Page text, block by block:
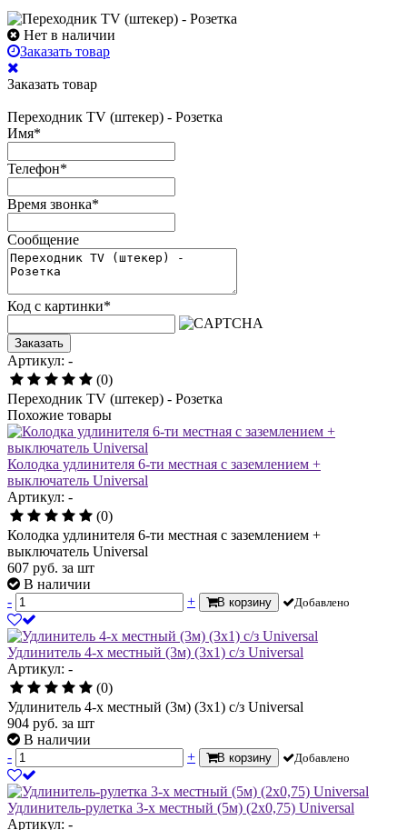
Нет в наличии
Заказать товар
Заказать товар
Переходник TV (штекер) - Розетка
Имя*
Телефон*
Время звонка*
Сообщение
Код с картинки*
Заказать
Артикул: -
(0)
Переходник TV (штекер) - Розетка
Похожие товары
Колодка удлинителя 6-ти местная с заземлением +
выключатель Universal
Артикул: -
(0)
Колодка удлинителя 6-ти местная с заземлением +
выключатель Universal
607 руб. за шт
В наличии
-
+ В корзину Добавлено
Удлинитель 4-х местный (3м) (3х1) с/з Universal
Артикул: -
(0)
Удлинитель 4-х местный (3м) (3х1) с/з Universal
904 руб. за шт
В наличии
-
+ В корзину Добавлено
Удлинитель-рулетка 3-х местный (5м) (2х0,75) Universal
Артикул: -